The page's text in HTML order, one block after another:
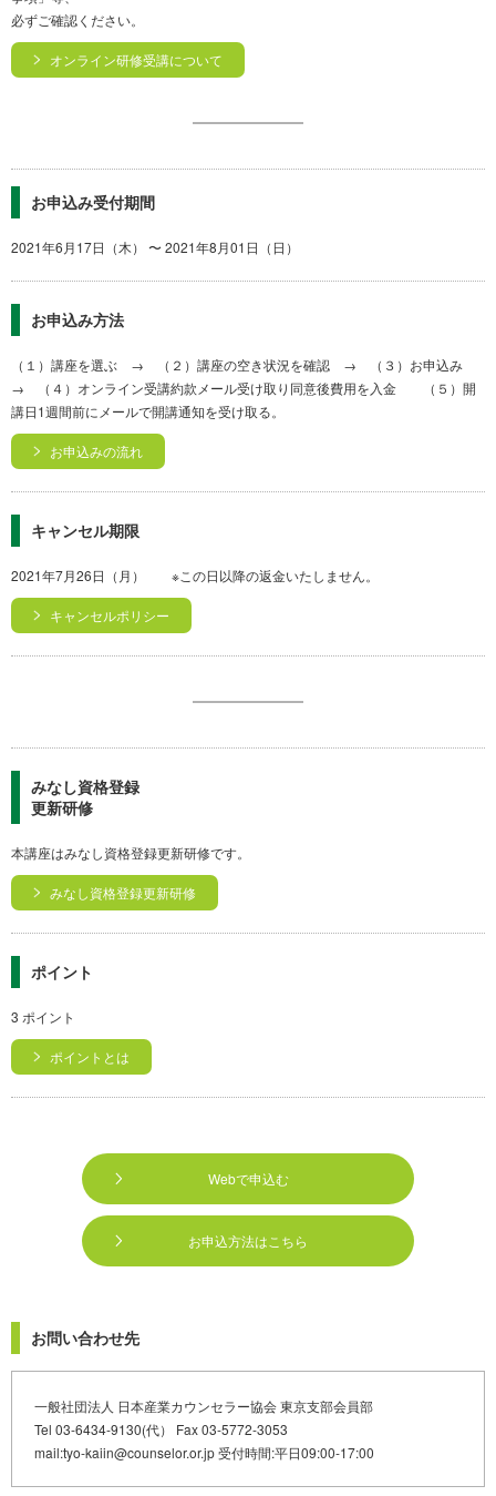
必ずご確認ください。
オンライン研修受講について
お申込み受付期間
2021年6月17日（木） 〜 2021年8月01日（日）
お申込み方法
（１）講座を選ぶ → （２）講座の空き状況を確認 → （３）お申込み
→ （４）オンライン受講約款メール受け取り同意後費用を入金 （５）開
講日1週間前にメールで開講通知を受け取る。
お申込みの流れ
キャンセル期限
2021年7月26日（月） ※この日以降の返金いたしません。
キャンセルポリシー
みなし資格登録
更新研修
本講座はみなし資格登録更新研修です。
みなし資格登録更新研修
ポイント
3 ポイント
ポイントとは
Webで申込む
お申込方法はこちら
お問い合わせ先
一般社団法人 日本産業カウンセラー協会 東京支部会員部
Tel 03-6434-9130(代） Fax 03-5772-3053
mail:tyo-kaiin@counselor.or.jp 受付時間:平日09:00-17:00